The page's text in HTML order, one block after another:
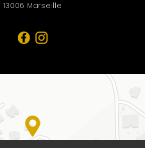
13006 Marseille